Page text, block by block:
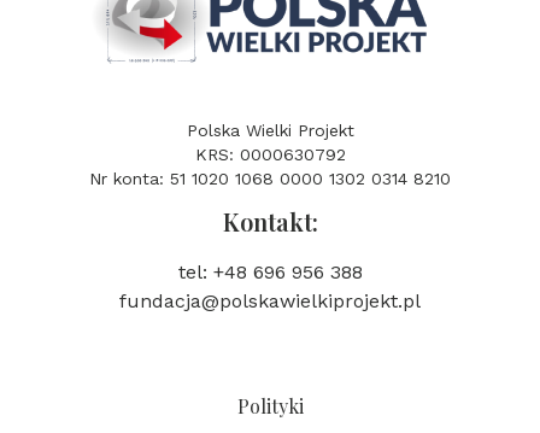
Polska Wielki Projekt
KRS: 0000630792
Nr konta: 51 1020 1068 0000 1302 0314 8210
Kontakt:
tel: +48 696 956 388
fundacja@polskawielkiprojekt.pl
Polityki